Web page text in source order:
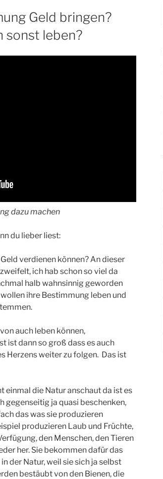
Geld bringen?
sonst leben?
dazu machen
du lieber liest:
verdienen können? An dieser
ich hab schon so viel da
halb wahnsinnig geworden
ihre Bestimmung leben und
auch leben können,
ist dann so groß dass es auch
Herzens weiter zu folgen. Das ist
einmal die Natur anschaut da ist es
gegenseitig ja quasi beschenken,
das was sie produzieren
produzieren Laub und Früchte,
den Menschen, den Tieren
her. Sie bekommen dafür das
der Natur, weil sie sich ja selbst
bestäubt von den Bienen, die